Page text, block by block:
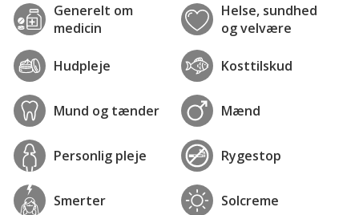
Generelt om
medicin
Helse, sundhed
og velvære
Hudpleje Kosttilskud
Mund og tænder Mænd
Personlig pleje Rygestop
Smerter Solcreme